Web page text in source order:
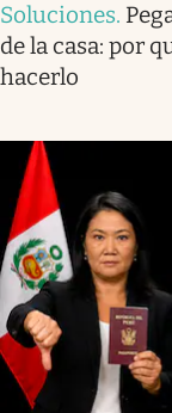
Soluciones.
de la casa: por
hacerlo